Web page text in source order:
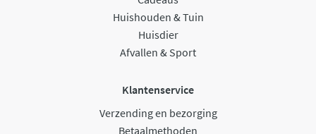
Huishouden & Tuin
Huisdier
Afvallen & Sport
Klantenservice
Verzending en bezorging
Betaalmethoden